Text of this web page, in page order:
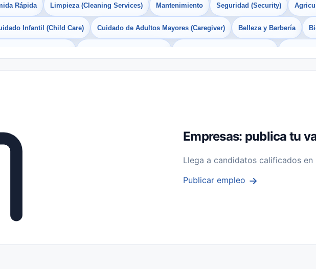
Rápida Limpieza (Cleaning Services) Mantenimiento Seguridad (Security)
Infantil (Child Care) Cuidado de Adultos Mayores (Caregiver) Belleza y Barbería
Empleos para Estudiantes Empleos Bilingües (English/Spanish) Sin Experiencia
Empresas: publica tu
Llega a candidatos calificados en
Publicar empleo